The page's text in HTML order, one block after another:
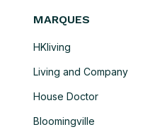
MARQUES
HKliving
Living and Company
House Doctor
Bloomingville